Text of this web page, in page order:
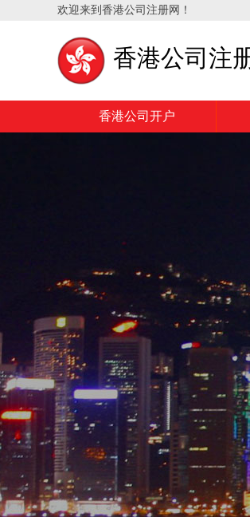
欢迎来到香港公司注册网！
香港公司注
香港公司开户